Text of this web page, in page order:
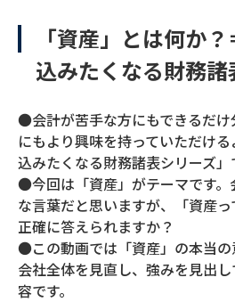
「資産」とは何か
込みたくなる財務諸
●会計が苦手な方にもできるだ
にもより興味を持っていただけ
込みたくなる財務諸表シリーズ」
●今回は「資産」がテーマです。
な言葉だと思いますが、「資産
正確に答えられますか？
●この動画では「資産」の本当
会社全体を見直し、強みを見出
容です。